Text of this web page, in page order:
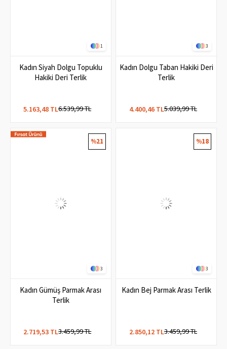
1
Kadın Siyah Dolgu Topuklu
Hakiki Deri Terlik
5.163,48 TL6.539,99 TL
3
Kadın Dolgu Taban Hakiki Deri
Terlik
4.400,46 TL5.039,99 TL
3
Kadın Gümüş Parmak Arası
Terlik
2.719,53 TL3.459,99 TL
%21
3
Kadın Bej Parmak Arası Terlik
2.850,12 TL3.459,99 TL
%18